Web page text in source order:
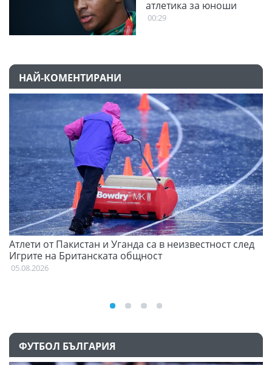
атлетика за юноши
00:29
НАЙ-КОМЕНТИРАНИ
Атлети от Пакистан и Уганда са в неизвестност след
Игрите на Британската общност
05.08.2026
ФУТБОЛ БЪЛГАРИЯ